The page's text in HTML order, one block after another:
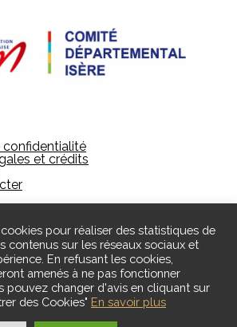
confidentialité
et crédits
Gymnastique - Designed by ID
pour réaliser des statistiques de
contenus sur les réseaux sociaux et
En refusant les cookies,
amenés à ne pas fonctionner
pouvez changer d'avis en cliquant sur
des Cookies" En savoir plus